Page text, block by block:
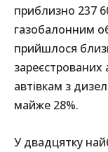
приблизно 237
газобалонним
прийшлося
автівкам з
майже 28%.
У двадцятку